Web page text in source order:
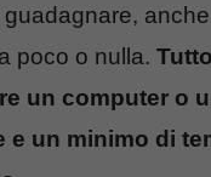
poco o nulla.
un computer o
e un minimo di